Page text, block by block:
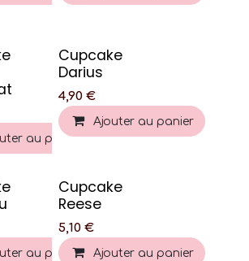
au panier
Cupcake
Darius
4,90 €
Ajouter au panier
au panier
Cupcake
Reese
5,10 €
Ajouter au panier